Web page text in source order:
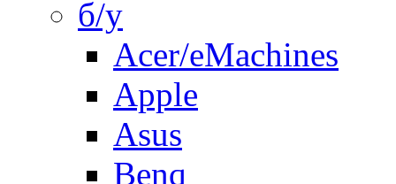
б/у
Acer/eMachines
Apple
Asus
Benq